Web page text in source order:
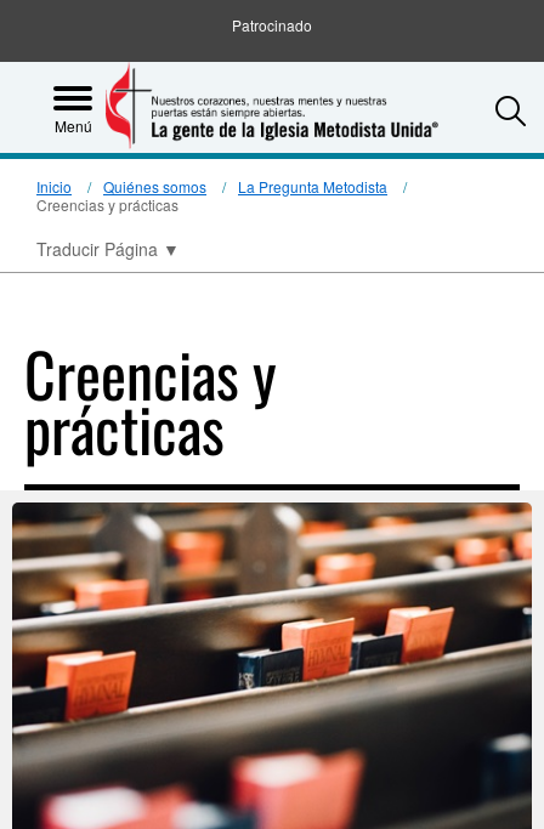
Patrocinado
Menú
Inicio Quiénes somos
La Pregunta Metodista
Creencias y prácticas
Traducir Página ▼
Creencias y
prácticas